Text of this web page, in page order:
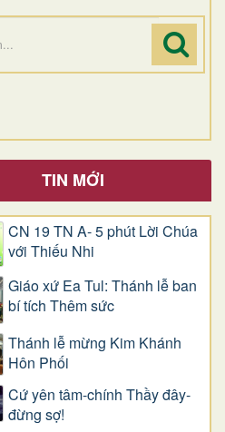
TIN MỚI
CN 19 TN A- 5 phút Lời Chúa
với Thiếu Nhi
Giáo xứ Ea Tul: Thánh lễ ban
bí tích Thêm sức
Thánh lễ mừng Kim Khánh
Hôn Phối
Cứ yên tâm-chính Thầy đây-
đừng sợ!